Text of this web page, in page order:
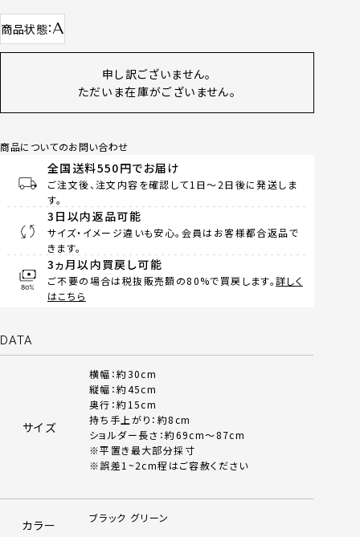
商品状態 A
申し訳ございません。
ただいま在庫がございません。
商品についてのお問い合わせ
全国送料550円でお届け
ご注文後、注文内容を確認して1日～2日後に発送しま
す。
3日以内返品可能
サイズ・イメージ違いも安心。会員はお客様都合返品で
きます。
3ヵ月以内買戻し可能
ご不要の場合は税抜販売額の80%で買戻します。詳しく
はこちら
DATA
サイズ
横幅：約30cm
縦幅：約45cm
奥行：約15cm
持ち手上がり：約8cm
ショルダー長さ：約69cm～87cm
※平置き最大部分採寸
※誤差1~2cm程はご容赦ください
カラー ブラック グリーン